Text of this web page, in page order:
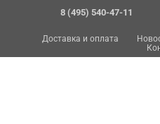
8 (495) 540-47-11
Доставка и оплата